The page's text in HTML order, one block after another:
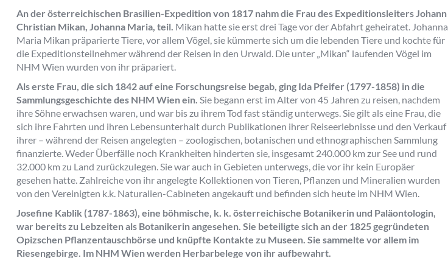
An der österreichischen Brasilien-Expedition von 1817 nahm die Frau des Expeditionsleiters Johann
Christian Mikan, Johanna Maria, teil. Mikan hatte sie erst drei Tage vor der Abfahrt geheiratet. Johanna
Maria Mikan präparierte Tiere, vor allem Vögel, sie kümmerte sich um die lebenden Tiere und kochte für
die Expeditionsteilnehmer während der Reisen in den Urwald. Die unter „Mikan“ laufenden Vögel im
NHM Wien wurden von ihr präpariert.
Als erste Frau, die sich 1842 auf eine Forschungsreise begab, ging Ida Pfeifer (1797-1858) in die
Sammlungsgeschichte des NHM Wien ein. Sie begann erst im Alter von 45 Jahren zu reisen, nachdem
ihre Söhne erwachsen waren, und war bis zu ihrem Tod fast ständig unterwegs. Sie gilt als eine Frau, die
sich ihre Fahrten und ihren Lebensunterhalt durch Publikationen ihrer Reiseerlebnisse und den Verkauf
ihrer – während der Reisen angelegten – zoologischen, botanischen und ethnographischen Sammlung
finanzierte. Weder Überfälle noch Krankheiten hinderten sie, insgesamt 240.000 km zur See und rund
32.000 km zu Land zurückzulegen. Sie war auch in Gebieten unterwegs, die vor ihr kein Europäer
gesehen hatte. Zahlreiche von ihr angelegte Kollektionen von Tieren, Pflanzen und Mineralien wurden
von den Vereinigten k.k. Naturalien-Cabineten angekauft und befinden sich heute im NHM Wien.
Josefine Kablik (1787-1863), eine böhmische, k. k. österreichische Botanikerin und Paläontologin,
war bereits zu Lebzeiten als Botanikerin angesehen. Sie beteiligte sich an der 1825 gegründeten
Opizschen Pflanzentauschbörse und knüpfte Kontakte zu Museen. Sie sammelte vor allem im
Riesengebirge. Im NHM Wien werden Herbarbelege von ihr aufbewahrt.